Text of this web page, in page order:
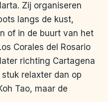
Zij organiseren
langs de kust,
of in de buurt van het
Corales del Rosario
richting Cartagena
relaxter dan op
Tao, maar de